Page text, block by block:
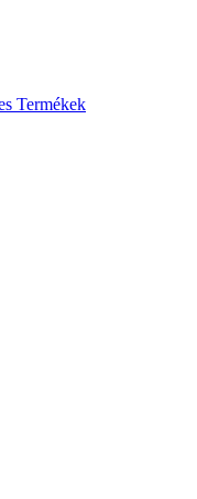
Termékek